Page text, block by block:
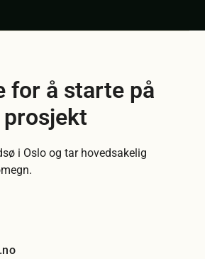
for å starte på
i Oslo og tar hovedsakelig